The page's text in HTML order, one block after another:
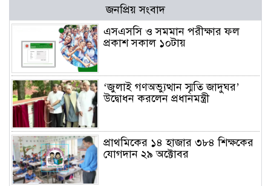
জনপ্রিয় সংবাদ
এসএসসি ও সমমান পরীক্ষার ফল
প্রকাশ সকাল ১০টায়
‘জুলাই গণঅভ্যুত্থান স্মৃতি জাদুঘর’
উদ্বোধন করলেন প্রধানমন্ত্রী
প্রাথমিকের ১৪ হাজার ৩৮৪ শিক্ষকের
যোগদান ২৯ অক্টোবর